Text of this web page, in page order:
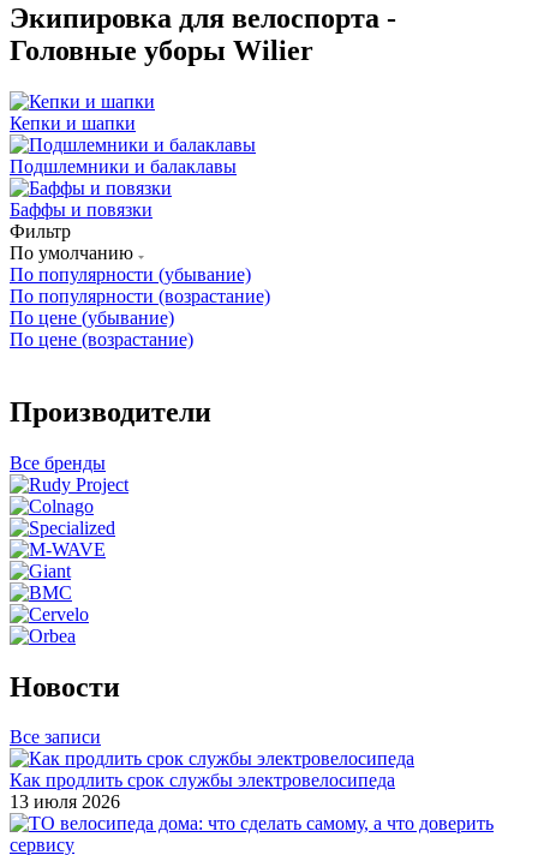
Экипировка для велоспорта -
Головные уборы Wilier
Кепки и шапки
Подшлемники и балаклавы
Баффы и повязки
Фильтр
По умолчанию
По популярности (убывание)
По популярности (возрастание)
По цене (убывание)
По цене (возрастание)
Производители
Все бренды
Новости
Все записи
Как продлить срок службы электровелосипеда
13 июля 2026